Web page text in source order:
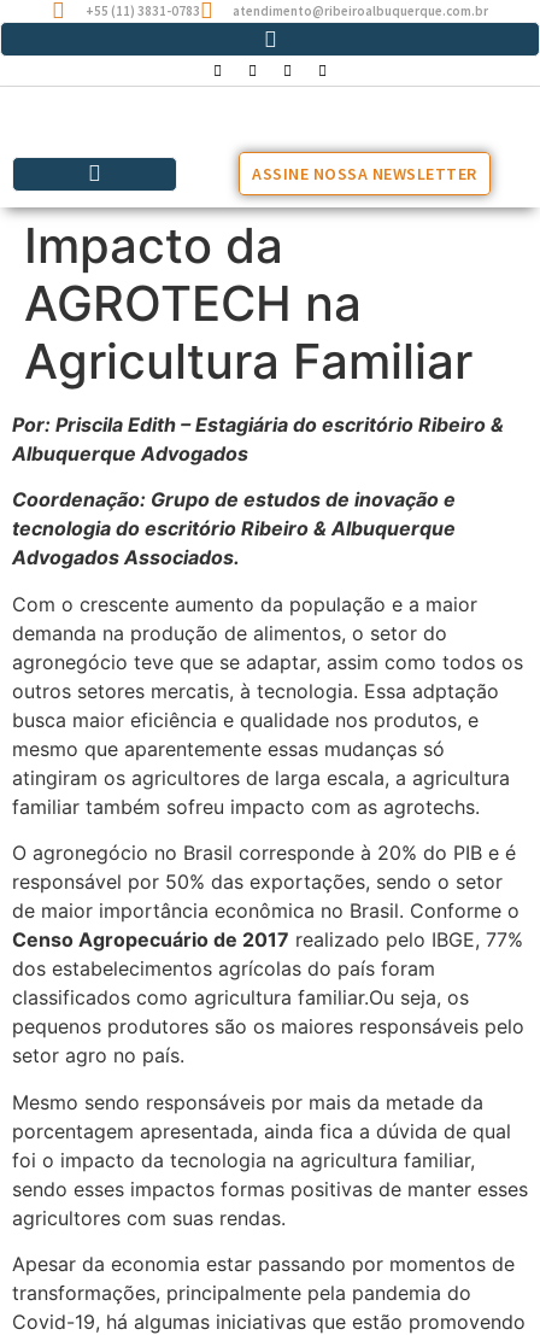
+55 (11) 3831-0783 atendimento@ribeiroalbuquerque.com.br
ASSINE NOSSA NEWSLETTER
Impacto da
AGROTECH na
Agricultura Familiar
Por: Priscila Edith – Estagiária do escritório Ribeiro &
Albuquerque Advogados
Coordenação: Grupo de estudos de inovação e
tecnologia do escritório Ribeiro & Albuquerque
Advogados Associados.
Com o crescente aumento da população e a maior
demanda na produção de alimentos, o setor do
agronegócio teve que se adaptar, assim como todos os
outros setores mercatis, à tecnologia. Essa adptação
busca maior eficiência e qualidade nos produtos, e
mesmo que aparentemente essas mudanças só
atingiram os agricultores de larga escala, a agricultura
familiar também sofreu impacto com as agrotechs.
O agronegócio no Brasil corresponde à 20% do PIB e é
responsável por 50% das exportações, sendo o setor
de maior importância econômica no Brasil. Conforme o
Censo Agropecuário de 2017 realizado pelo IBGE, 77%
dos estabelecimentos agrícolas do país foram
classificados como agricultura familiar.Ou seja, os
pequenos produtores são os maiores responsáveis pelo
setor agro no país.
Mesmo sendo responsáveis por mais da metade da
porcentagem apresentada, ainda fica a dúvida de qual
foi o impacto da tecnologia na agricultura familiar,
sendo esses impactos formas positivas de manter esses
agricultores com suas rendas.
Apesar da economia estar passando por momentos de
transformações, principalmente pela pandemia do
Covid-19, há algumas iniciativas que estão promovendo